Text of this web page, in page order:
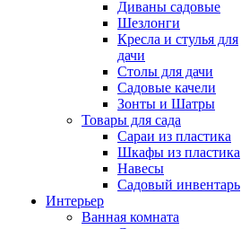
Диваны садовые
Шезлонги
Кресла и стулья для
дачи
Столы для дачи
Садовые качели
Зонты и Шатры
Товары для сада
Сараи из пластика
Шкафы из пластика
Навесы
Садовый инвентарь
Интерьер
Ванная комната